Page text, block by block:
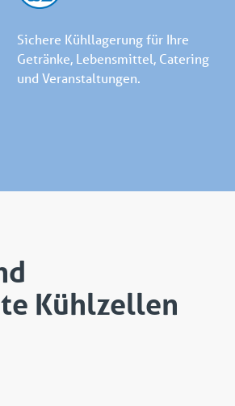
Sichere Kühllagerung für Ihre
Getränke, Lebensmittel, Catering
und Veranstaltungen.
Kühlzellen